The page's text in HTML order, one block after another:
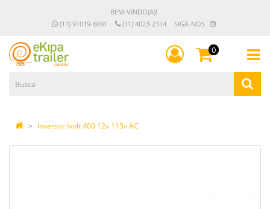
BEM-VINDO(A)!
(11) 91019-6091
(11) 4023-2314 SIGA-NOS
0
Inversor Ivolt 400 12v 115v AC